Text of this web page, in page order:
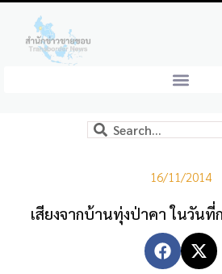
16/11/2014
เสียงจากบ้านทุ่งป่าคา ในวัน